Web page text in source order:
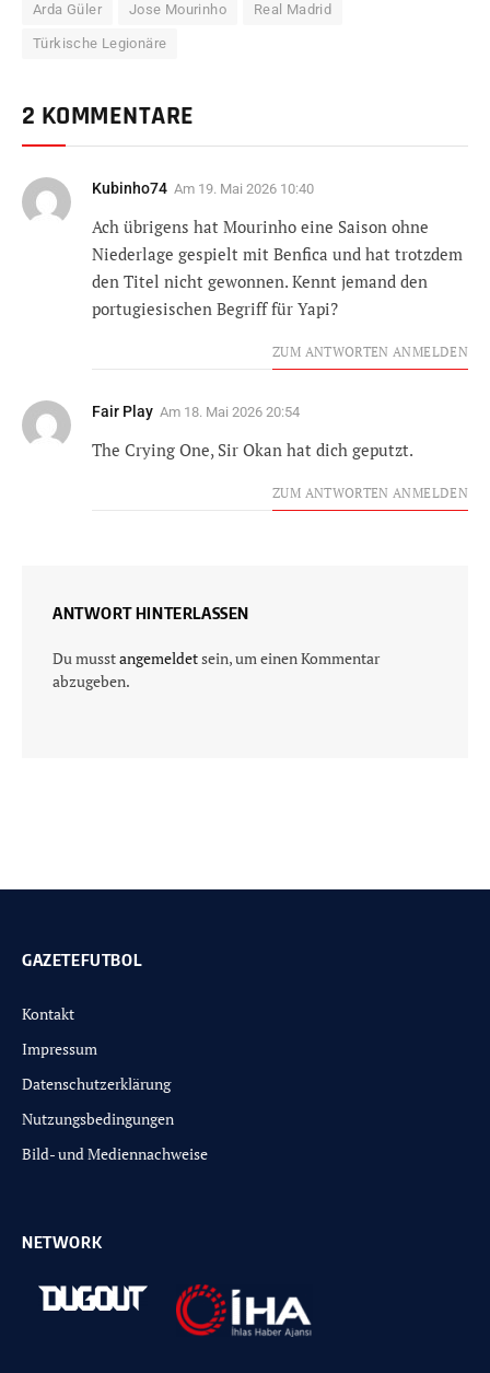
Arda Güler Jose Mourinho Real Madrid
Türkische Legionäre
2 KOMMENTARE
Kubinho74 Am 19. Mai 2026 10:40
Ach übrigens hat Mourinho eine Saison ohne
Niederlage gespielt mit Benfica und hat trotzdem
den Titel nicht gewonnen. Kennt jemand den
portugiesischen Begriff für Yapi?
ZUM ANTWORTEN ANMELDEN
Fair Play Am 18. Mai 2026 20:54
The Crying One, Sir Okan hat dich geputzt.
ZUM ANTWORTEN ANMELDEN
ANTWORT HINTERLASSEN
Du musstangemeldetsein, um einen Kommentar
abzugeben.
GAZETEFUTBOL
Kontakt
Impressum
Datenschutzerklärung
Nutzungsbedingungen
Bild- und Mediennachweise
NETWORK